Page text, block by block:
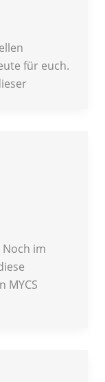
für euch.
im
MYCS